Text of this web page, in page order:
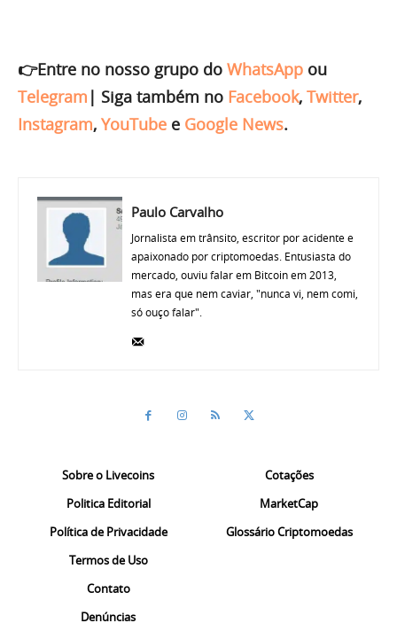
👉Entre no nosso grupo do WhatsApp ou
Telegram | Siga também no Facebook, Twitter,
Instagram, YouTube e Google News.
Paulo Carvalho
Jornalista em trânsito, escritor por acidente e
apaixonado por criptomoedas. Entusiasta do
mercado, ouviu falar em Bitcoin em 2013,
mas era que nem caviar, "nunca vi, nem comi,
só ouço falar".
Sobre o Livecoins
Politica Editorial
Política de Privacidade
Termos de Uso
Contato
Denúncias
Cotações
MarketCap
Glossário Criptomoedas